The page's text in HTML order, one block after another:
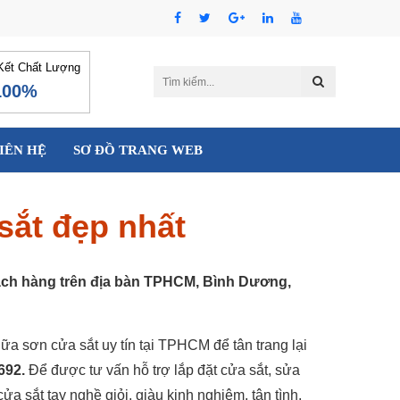
Chất Lượng
HỆ SƠ ĐỒ TRANG WEB
đẹp nhất
hàng trên địa bàn TPHCM, Bình Dương,
sơn cửa sắt uy tín tại TPHCM để tân trang lại
Để được tư vấn hỗ trợ lắp đặt cửa sắt, sửa
sắt tay nghề giỏi, giàu kinh nghiệm, tận tình.